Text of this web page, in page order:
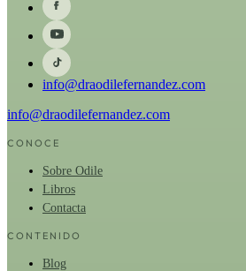
info@draodilefernandez.com
info@draodilefernandez.com
CONOCE
Sobre Odile
Libros
Contacta
CONTENIDO
Blog